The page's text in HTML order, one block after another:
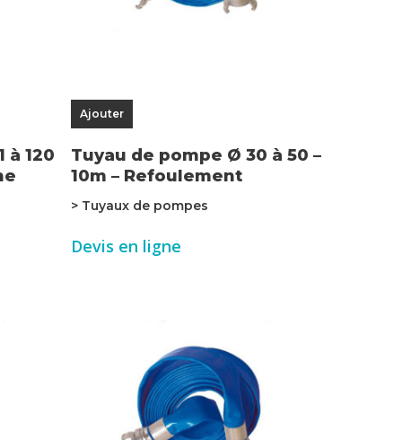
à 120
Ajouter
Tuyau de pompe Ø 30 à 50 –
10m – Refoulement
> Tuyaux de pompes
Devis en ligne